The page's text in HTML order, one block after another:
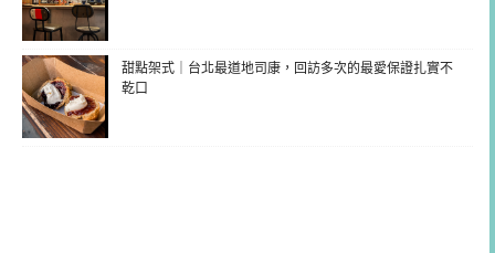
甜點架式｜台北最道地司康，回訪多次的最愛保證扎實不
乾口